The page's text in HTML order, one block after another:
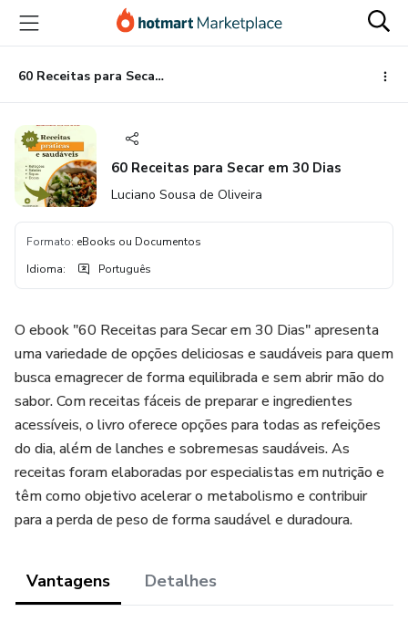
para
conteúdo
principal
para
pagamento
para
rodapé
60 Receitas para Secar em 30 Dias
60 Receitas para Secar em 30 Dias
Luciano Sousa de Oliveira
Formato: eBooks ou Documentos
Idioma: Português
O ebook "60 Receitas para Secar em 30 Dias" apresenta
uma variedade de opções deliciosas e saudáveis para quem
busca emagrecer de forma equilibrada e sem abrir mão do
sabor. Com receitas fáceis de preparar e ingredientes
acessíveis, o livro oferece opções para todas as refeições
do dia, além de lanches e sobremesas saudáveis. As
receitas foram elaboradas por especialistas em nutrição e
têm como objetivo acelerar o metabolismo e contribuir
para a perda de peso de forma saudável e duradoura.
Vantagens Detalhes